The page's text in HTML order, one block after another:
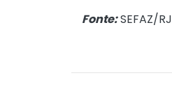
Fonte:SEFAZ/